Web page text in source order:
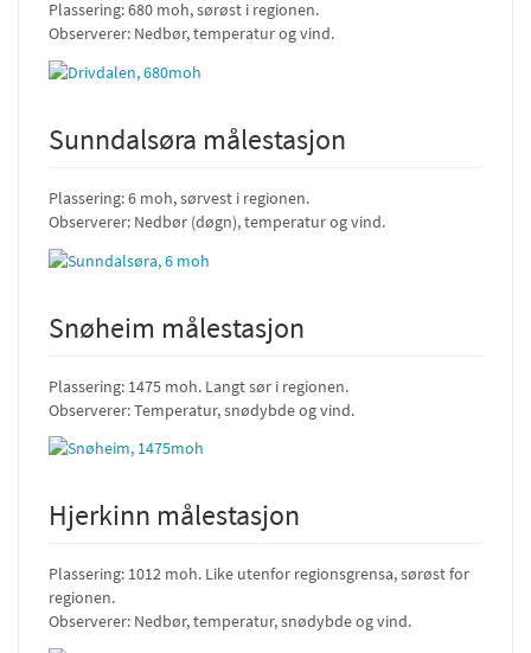
Plassering: 680 moh, sørøst i regionen.
Observerer: Nedbør, temperatur og vind.
Sunndalsøra målestasjon
Plassering: 6 moh, sørvest i regionen.
Observerer: Nedbør (døgn), temperatur og vind.
Snøheim målestasjon
Plassering: 1475 moh. Langt sør i regionen.
Observerer: Temperatur, snødybde og vind.
Hjerkinn målestasjon
Plassering: 1012 moh. Like utenfor regionsgrensa, sørøst for
regionen.
Observerer: Nedbør, temperatur, snødybde og vind.